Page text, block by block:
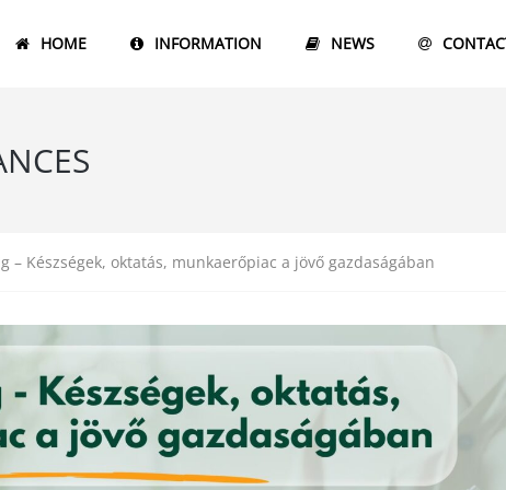
HOME INFORMATION NEWS
– Készségek, oktatás, munkaerőpiac a jövő gazdaságában